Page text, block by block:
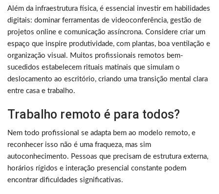
Além da infraestrutura física, é essencial investir em habilidades
digitais: dominar ferramentas de videoconferência, gestão de
projetos online e comunicação assíncrona. Considere criar um
espaço que inspire produtividade, com plantas, boa ventilação e
organização visual. Muitos profissionais remotos bem-
sucedidos estabelecem rituais matinais que simulam o
deslocamento ao escritório, criando uma transição mental clara
entre casa e trabalho.
Trabalho remoto é para todos?
Nem todo profissional se adapta bem ao modelo remoto, e
reconhecer isso não é uma fraqueza, mas sim
autoconhecimento. Pessoas que precisam de estrutura externa,
horários rígidos e interação presencial constante podem
encontrar dificuldades significativas.